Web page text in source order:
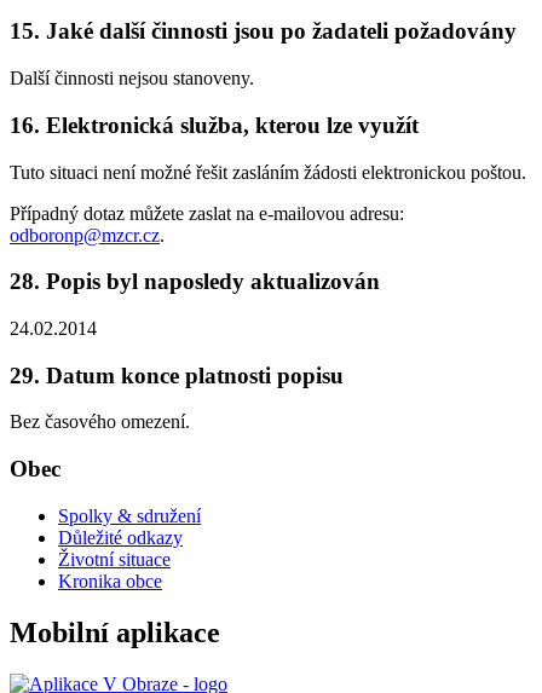
15. Jaké další činnosti jsou po žadateli požadovány
Další činnosti nejsou stanoveny.
16. Elektronická služba, kterou lze využít
Tuto situaci není možné řešit zasláním žádosti elektronickou poštou.
Případný dotaz můžete zaslat na e-mailovou adresu:
odboronp@mzcr.cz.
28. Popis byl naposledy aktualizován
24.02.2014
29. Datum konce platnosti popisu
Bez časového omezení.
Obec
Spolky & sdružení
Důležité odkazy
Životní situace
Kronika obce
Mobilní aplikace